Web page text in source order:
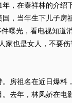
，在秦祥林的介绍
，当年生下儿子房
曝光，看电视知道
家也是女人，不要
祖名在近日爆料
去年，林凤娇在电